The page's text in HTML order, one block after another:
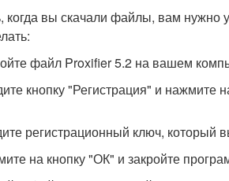
когда вы скачали файлы, вам нужно
файл Proxifier 5.2 на вашем
кнопку "Регистрация" и нажмите
регистрационный ключ, который
на кнопку "ОК" и закройте